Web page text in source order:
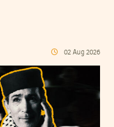
02 Aug 2026